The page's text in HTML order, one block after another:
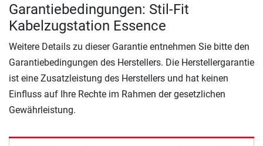
Garantiebedingungen: Stil-Fit
Kabelzugstation Essence
Weitere Details zu dieser Garantie entnehmen Sie bitte den
Garantiebedingungen des Herstellers. Die Herstellergarantie
ist eine Zusatzleistung des Herstellers und hat keinen
Einfluss auf Ihre Rechte im Rahmen der gesetzlichen
Gewährleistung.